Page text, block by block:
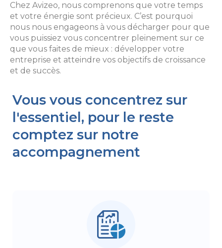
Chez Avizeo, nous comprenons que votre temps
et votre énergie sont précieux. C’est pourquoi
nous nous engageons à vous décharger pour que
vous puissiez vous concentrer pleinement sur ce
que vous faites de mieux : développer votre
entreprise et atteindre vos objectifs de croissance
et de succès.
Vous vous concentrez sur
l'essentiel, pour le reste
comptez sur notre
accompagnement